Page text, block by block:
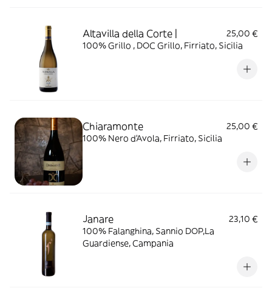
Altavilla della Corte |
25,00 €
100% Grillo , DOC Grillo, Firriato, Sicilia
Chiaramonte
25,00 €
100% Nero d'Avola, Firriato, Sicilia
Janare
23,10 €
100% Falanghina, Sannio DOP,La
Guardiense, Campania